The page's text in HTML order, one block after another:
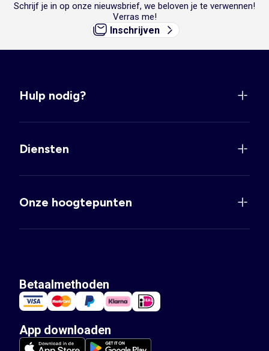
Schrijf je in op onze nieuwsbrief, we beloven je te verwennen!
Verras me!
Inschrijven
Hulp nodig?
Diensten
Onze hoogtepunten
Betaalmethoden
App downloaden